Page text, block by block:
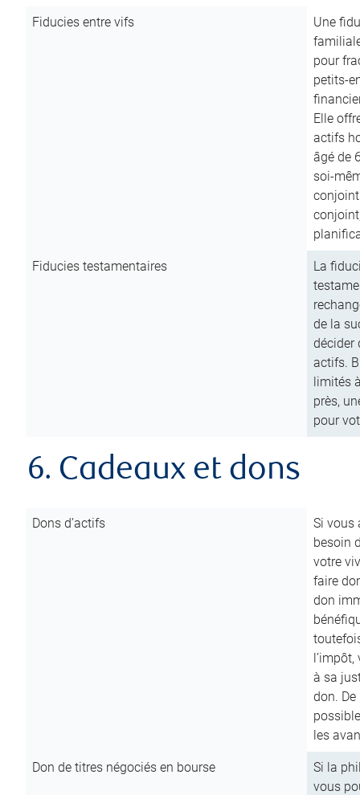
Fiducies entre vifs
Une
pour
petits-
Elle
actifs
âgé de
soi-
Fiducies testamentaires
La
de la
décider
actifs.
limités
près,
pour
6. Cadeaux et dons
Dons d’actifs
Si vous
besoin
votre
faire
don
à sa
don.
les
Don de titres négociés en bourse
Si la
vous